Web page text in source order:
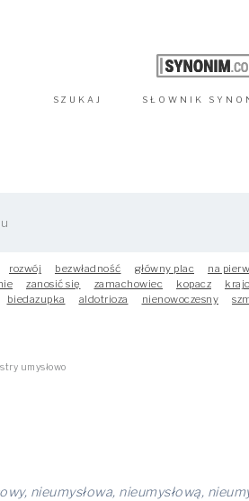
SZUKAJ SŁOWNIK
rozwój bezwładność główny plac na
zanosić się zamachowiec kopacz
biedazupka aldotrioza nienowoczesny
umysłowo
nieumysłowa, nieumysłową,